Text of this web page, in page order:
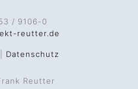
/ 9106-0
reutter.de
Datenschutz
Reutter